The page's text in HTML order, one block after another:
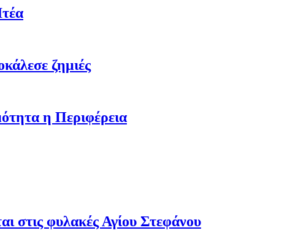
ζημιές
η Περιφέρεια
στις φυλακές Αγίου Στεφάνου